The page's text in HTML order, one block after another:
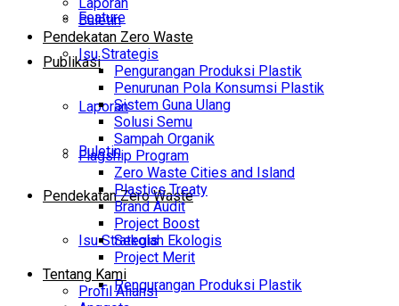
Feature
Publikasi
Laporan
Buletin
Pendekatan Zero Waste
Isu Strategis
Pengurangan Produksi Plastik
Buletin
Pendekatan Zero Waste
Isu Strategis
Pengurangan Produksi Plastik
Penurunan Pola Konsumsi Plastik
Sistem Guna Ulang
Solusi Semu
Sampah Organik
Flagship Program
Zero Waste Cities and Island
Plastics Treaty
Brand Audit
Project Boost
Sekolah Ekologis
Project Merit
Tentang Kami
Profil Aliansi